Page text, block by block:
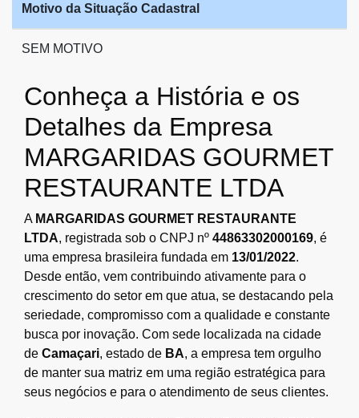
Motivo da Situação Cadastral
SEM MOTIVO
Conheça a História e os
Detalhes da Empresa
MARGARIDAS GOURMET
RESTAURANTE LTDA
A MARGARIDAS GOURMET RESTAURANTE
LTDA, registrada sob o CNPJ nº 44863302000169, é
uma empresa brasileira fundada em 13/01/2022.
Desde então, vem contribuindo ativamente para o
crescimento do setor em que atua, se destacando pela
seriedade, compromisso com a qualidade e constante
busca por inovação. Com sede localizada na cidade
de Camaçari, estado de BA, a empresa tem orgulho
de manter sua matriz em uma região estratégica para
seus negócios e para o atendimento de seus clientes.